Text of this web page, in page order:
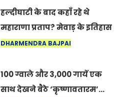
हल्दीघाटी के बाद कहाँ रहे थे
महाराणा प्रताप? मेवाड़ के इतिहास
का वह अनकहा अध्याय जो आज भी
DHARMENDRA BAJPAI
100 ग्वाले और 3,000 गायें एक
साथ देखने बैठे ‘कृष्णावतारम’…